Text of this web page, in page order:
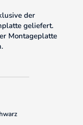
der
geliefert.
Montageplatte